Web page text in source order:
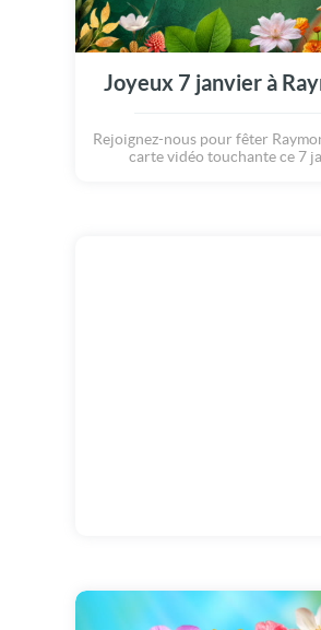
Joyeux 7 janvier à
Rejoignez-nous pour fêter
carte vidéo touchante ce 7